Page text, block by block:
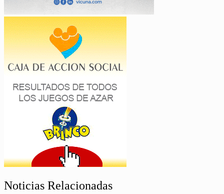
Noticias Relacionadas